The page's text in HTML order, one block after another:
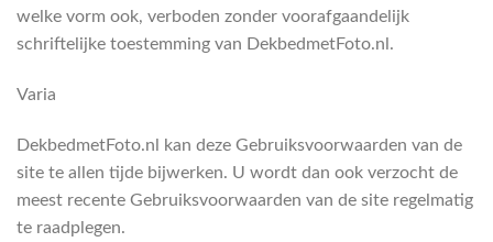
welke vorm ook, verboden zonder voorafgaandelijk
schriftelijke toestemming van DekbedmetFoto.nl.
Varia
DekbedmetFoto.nl kan deze Gebruiksvoorwaarden van de
site te allen tijde bijwerken. U wordt dan ook verzocht de
meest recente Gebruiksvoorwaarden van de site regelmatig
te raadplegen.